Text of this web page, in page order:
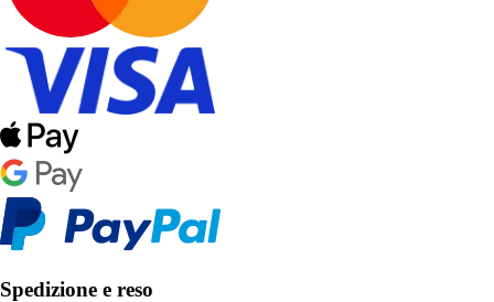
Spedizione e reso